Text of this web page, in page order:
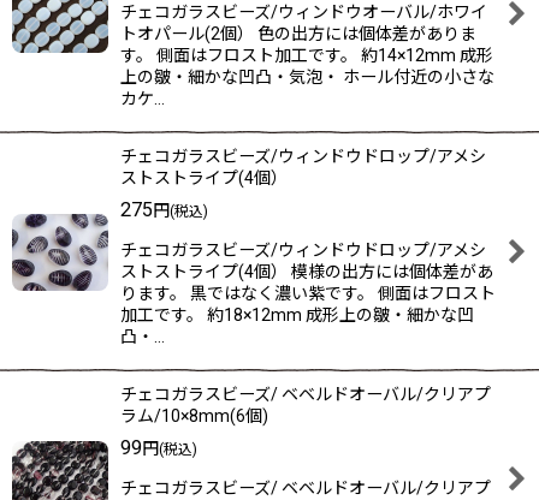
チェコガラスビーズ/ウィンドウオーバル/ホワイ
トオパール(2個） 色の出方には個体差がありま
す。 側面はフロスト加工です。 約14×12mm 成形
上の皺・細かな凹凸・気泡・ ホール付近の小さな
カケ…
チェコガラスビーズ/ウィンドウドロップ/アメシ
ストストライプ(4個）
275円(税込)
チェコガラスビーズ/ウィンドウドロップ/アメシ
ストストライプ(4個） 模様の出方には個体差があ
ります。 黒ではなく濃い紫です。 側面はフロスト
加工です。 約18×12mm 成形上の皺・細かな凹
凸・…
チェコガラスビーズ/ ベベルドオーバル/クリアプ
ラム/10×8mm(6個)
99円(税込)
チェコガラスビーズ/ ベベルドオーバル/クリアプ